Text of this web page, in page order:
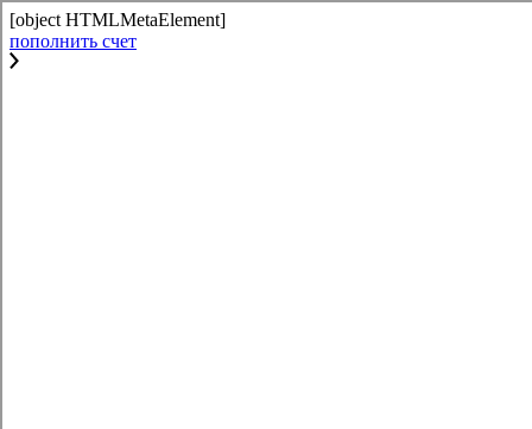
[object HTMLMetaElement]
пополнить счет